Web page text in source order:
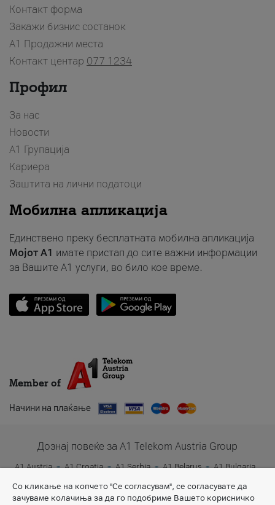
Контакт форма
Закажи бизнис состанок
A1 Продажни места
Контакт центар 077 1234
Профил
За нас
Новости
А1 Групација
Кариера
Заштита на лични податоци
Мобилна апликација
Единствено преку бесплатната мобилна апликација
Мојот A1 имате пристап до сите важни информации
за Вашите A1 услуги, во било кое време.
Member of
Начини на плаќање
Дознај повеќе за A1 Telekom Austria Group
A1 Austria A1 Croatia A1 Serbia A1 Belarus
A1 Bulgaria
A1 Slovenia
A1 Digital
Со кликање на копчето "Се согласувам", се согласувате да
зачуваме колачиња за да го подобриме Вашето корисничко